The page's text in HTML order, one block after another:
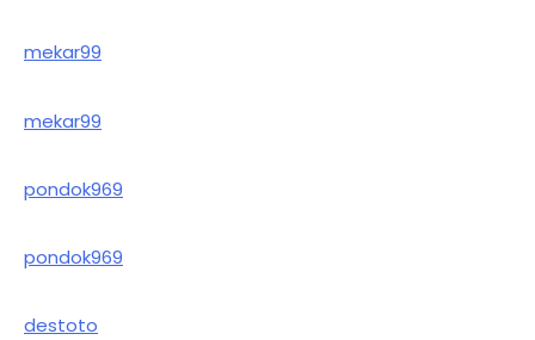
mekar99
mekar99
pondok969
pondok969
destoto